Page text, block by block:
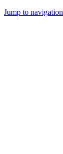
Jump to navigation